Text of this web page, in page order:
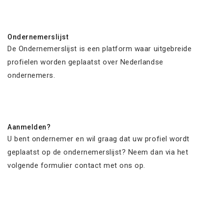
Ondernemerslijst
De Ondernemerslijst is een platform waar uitgebreide
profielen worden geplaatst over Nederlandse
ondernemers.
Aanmelden?
U bent ondernemer en wil graag dat uw profiel wordt
geplaatst op de ondernemerslijst? Neem dan via het
volgende formulier contact met ons op.